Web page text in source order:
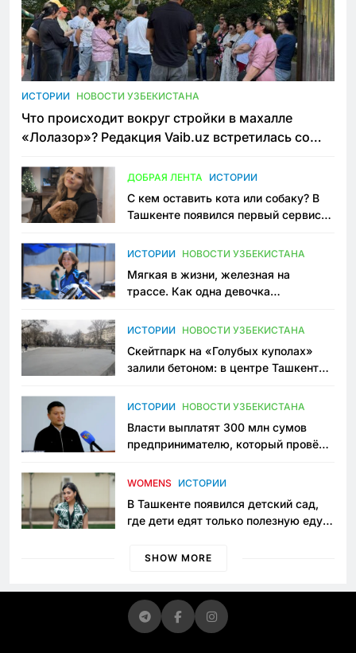
ИСТОРИИ НОВОСТИ УЗБЕКИСТАНА
Что происходит вокруг стройки в махалле
«Лолазор»? Редакция Vaib.uz встретилась со
ДОБРАЯ ЛЕНТА ИСТОРИИ
С кем оставить кота или собаку? В
Ташкенте появился первый сервис
ИСТОРИИ НОВОСТИ УЗБЕКИСТАНА
Мягкая в жизни, железная на
трассе. Как одна девочка
Узбекистане
ИСТОРИИ НОВОСТИ УЗБЕКИСТАНА
Скейтпарк на «Голубых куполах»
залили бетоном: в центре Ташкента
пространство
ИСТОРИИ НОВОСТИ УЗБЕКИСТАНА
Власти выплатят 300 млн сумов
предпринимателю, который провёл
приговору
WOMENS ИСТОРИИ
В Ташкенте появился детский сад,
где дети едят только полезную еду.
просить «кашу без сахара»
SHOW MORE